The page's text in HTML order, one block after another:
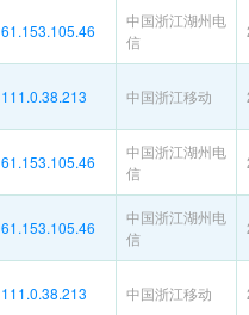
61.153.105.46
中国浙江湖州电
信
111.0.38.213 中国浙江移动
61.153.105.46
中国浙江湖州电
信
61.153.105.46
中国浙江湖州电
信
111.0.38.213 中国浙江移动